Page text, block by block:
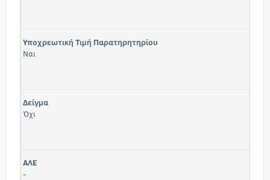
Υποχρεωτική Τιμή Παρατηρητηρίου
Ναι
Δείγμα
Όχι
ΑΛΕ
-